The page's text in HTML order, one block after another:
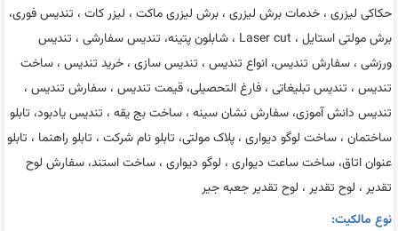
حکاکی لیزری ، خدمات برش لیزری ، برش لیزری ماکت ، لیزر کات ، تندیس فوری،
برش مولتی استایل ، Laser cut ، شابلون پتینه، تندیس سفارشی ، تندیس
ورزشی ، سفارش تندیس، انواع تندیس ، تندیس سازی ، خرید تندیس ، ساخت
تندیس ، تندیس تبلیغاتی ، فارغ التحصیلی، قیمت تندیس ، سفارش تندیس ،
تندیس دانش آموزی، سفارش نشان سینه ، ساخت بج یقه ، تندیس یادبود، تابلو
ساختمان ، ساخت لوگو دیواری ، پلاک مولتی، تابلو نام شرکت ، تابلو راهنما ، تابلو
عنوان اتاق، ساخت ساعت دیواری ، لوگو دیواری ، ساخت استند، سفارش لوح
تقدیر ، لوح تقدیر ، لوح تقدیر جعبه جیر
نوع مالکیت: